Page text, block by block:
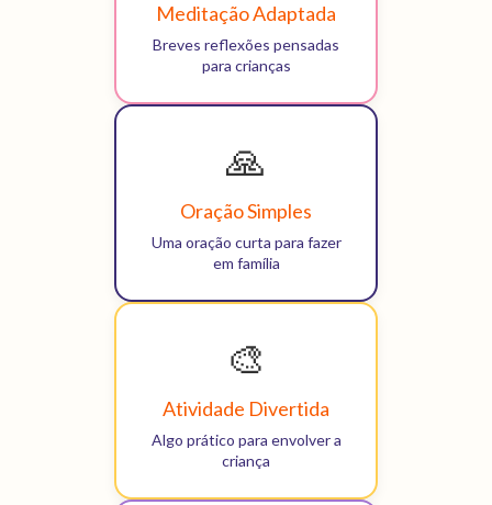
Meditação Adaptada
Breves reflexões pensadas
para crianças
🙏
Oração Simples
Uma oração curta para fazer
em família
🎨
Atividade Divertida
Algo prático para envolver a
criança